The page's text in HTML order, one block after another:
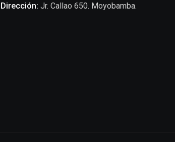
Dirección: Jr. Callao 650. Moyobamba.